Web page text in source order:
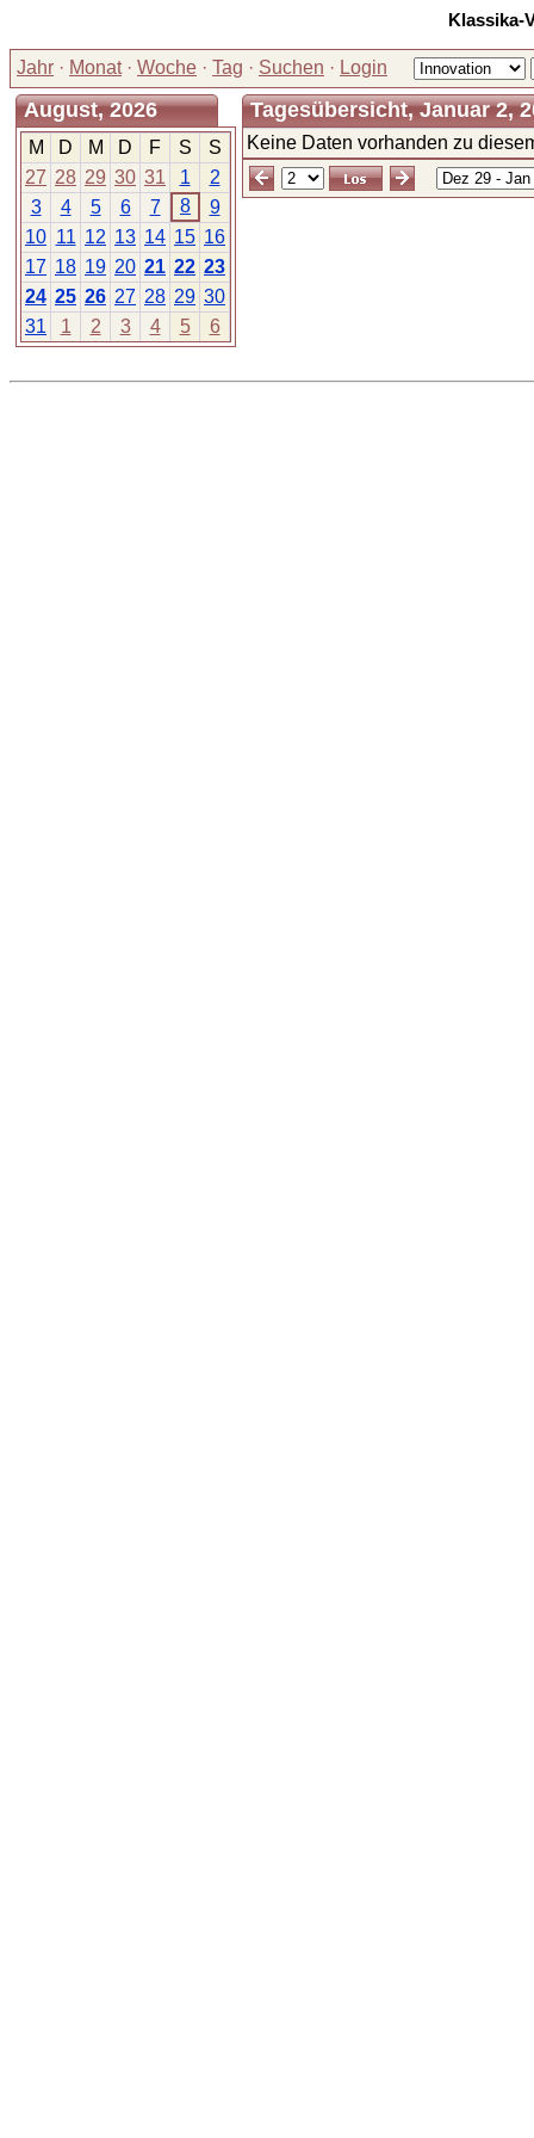
Klassika-
Jahr · Monat· Woche · Tag · Suchen · Login
August, 2026
M D M D F S
S
27 28 29 30 31 1
2
3
4 5 6 7 8
9
10 11 12 13 14 15 16
17 18 19 20 21 22 23
24 25 26 27 28 29 30
31
1 2 3 4 5 6
Tagesübersicht, Januar 2,
Keine Daten vorhanden zu